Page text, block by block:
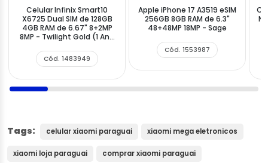
Celular Infinix Smart10
X6725 Dual SIM de 128GB
4GB RAM de 6.67" 8+2MP
8MP - Twilight Gold (1 Ano
Cód. 1483949
Apple iPhone 17 A3519 eSIM
256GB 8GB RAM de 6.3"
48+48MP 18MP - Sage
Cód. 1553987
Tags: celular xiaomi paraguai xiaomi mega eletronicos
xiaomi loja paraguai comprar xiaomi paraguai